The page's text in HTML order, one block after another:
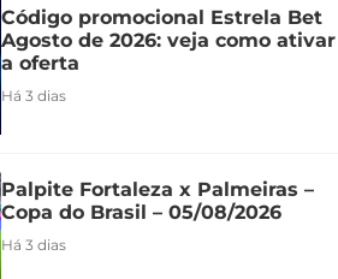
Código promocional Estrela Bet
Agosto de 2026: veja como ativar
a oferta
Há 3 dias
Palpite Fortaleza x Palmeiras –
Copa do Brasil – 05/08/2026
Há 3 dias